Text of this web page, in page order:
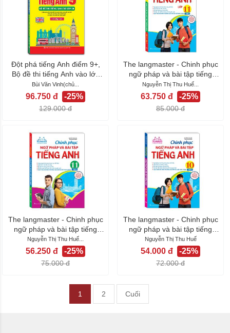
Đột phá tiếng Anh điểm 9+,
Bộ đề thi tiếng Anh vào lớp
10 -...
Bùi Văn Vinh(chủ...
96.750 đ -25%
129.000 đ
The langmaster - Chinh phục
ngữ pháp và bài tập tiếng
Anh...
Nguyễn Thị Thu Huế...
63.750 đ -25%
85.000 đ
The langmaster - Chinh phục
ngữ pháp và bài tập tiếng
Anh...
Nguyễn Thị Thu Huế...
56.250 đ -25%
75.000 đ
The langmaster - Chinh phục
ngữ pháp và bài tập tiếng
Anh...
Nguyễn Thị Thu Huế
54.000 đ -25%
72.000 đ
1 2 Cuối